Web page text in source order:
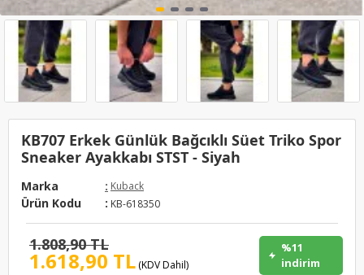
KB707 Erkek Günlük Bağcıklı Süet Triko Spor
Sneaker Ayakkabı STST - Siyah
Marka : Kuback
Ürün Kodu : KB-618350
1.618,90 TL (KDV Dahil)
1.808,90 TL
%11
indirim